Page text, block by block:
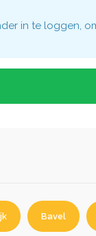
in te loggen,
Bavel